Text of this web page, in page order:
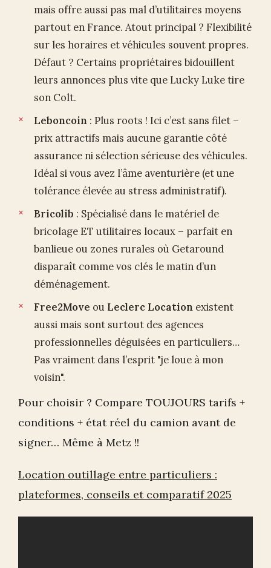
mais offre aussi pas mal d’utilitaires moyens
partout en France. Atout principal ? Flexibilité
sur les horaires et véhicules souvent propres.
Défaut ? Certains propriétaires bidouillent
leurs annonces plus vite que Lucky Luke tire
son Colt.
Leboncoin : Plus roots ! Ici c’est sans filet –
prix attractifs mais aucune garantie côté
assurance ni sélection sérieuse des véhicules.
Idéal si vous avez l’âme aventurière (et une
tolérance élevée au stress administratif).
Bricolib : Spécialisé dans le matériel de
bricolage ET utilitaires locaux – parfait en
banlieue ou zones rurales où Getaround
disparaît comme vos clés le matin d’un
déménagement.
Free2Move ou Leclerc Location existent
aussi mais sont surtout des agences
professionnelles déguisées en particuliers…
Pas vraiment dans l’esprit "je loue à mon
voisin".
Pour choisir ? Compare TOUJOURS tarifs +
conditions + état réel du camion avant de
signer… Même à Metz !!
Location outillage entre particuliers :
plateformes, conseils et comparatif 2025